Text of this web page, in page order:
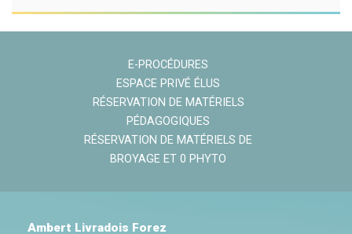
E-PROCÉDURES
ESPACE PRIVÉ ÉLUS
RÉSERVATION DE MATÉRIELS
PÉDAGOGIQUES
RÉSERVATION DE MATÉRIELS DE
BROYAGE ET 0 PHYTO
Ambert Livradois Forez